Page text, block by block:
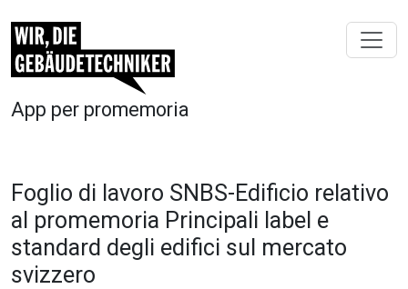
App per promemoria
Foglio di lavoro SNBS-Edificio relativo
al promemoria Principali label e
standard degli edifici sul mercato
svizzero